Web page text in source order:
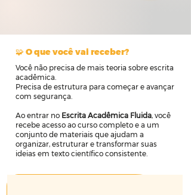
🧩 O que você vai receber?
Você não precisa de mais teoria sobre escrita
acadêmica.
Precisa de estrutura para começar e avançar
com segurança.
Ao entrar no Escrita Acadêmica Fluida, você
recebe acesso ao curso completo e a um
conjunto de materiais que ajudam a
organizar, estruturar e transformar suas
ideias em texto científico consistente.